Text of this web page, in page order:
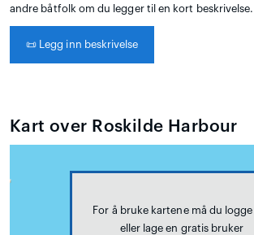
andre båtfolk om du legger til en kort beskrivelse.
📜 Legg inn beskrivelse
Kart over Roskilde Harbour
For å bruke kartene må du
eller lage en gratis bruker